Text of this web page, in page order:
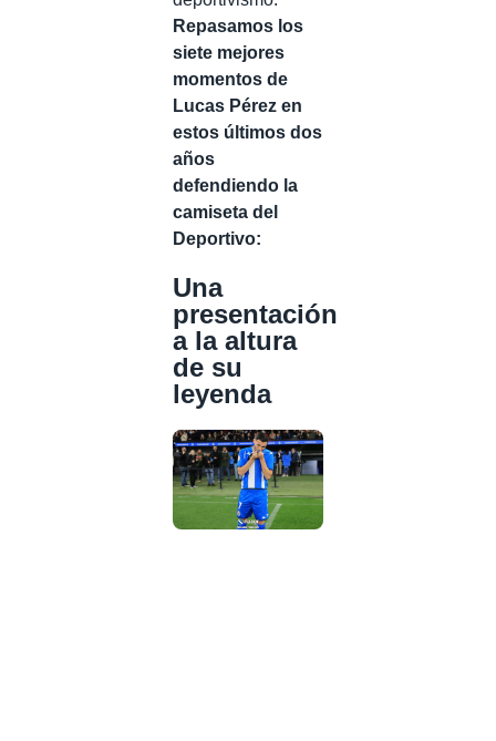
Repasamos los
siete mejores
momentos de
Lucas Pérez en
estos últimos dos
años
defendiendo la
camiseta del
Deportivo:
Una
presentación
a la altura
de su
leyenda